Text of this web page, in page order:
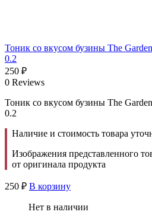
Тоник со вкусом бузины The
0.2
250 ₽
0 Reviews
Тоник со вкусом бузины The
0.2
Наличие и стоимость товара
Изображения представленного
от оригинала продукта
250 ₽ В корзину
Нет в наличии